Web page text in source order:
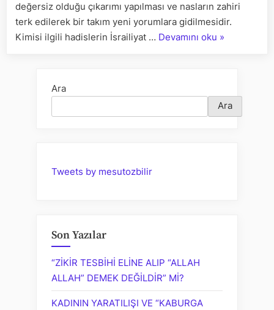
değersiz olduğu çıkarımı yapılması ve nasların zahiri
terk edilerek bir takım yeni yorumlara gidilmesidir.
Kimisi ilgili hadislerin İsrailiyat … Devamını oku “KADININ
KEMİĞİ”
HADİSİNİN
»
Ara
Ara
Tweets by mesutozbilir
Son Yazılar
“ZİKİR TESBİHİ ELİNE ALIP “ALLAH
ALLAH” DEMEK DEĞİLDİR” Mİ?
KADININ YARATILIŞI VE “KABURGA